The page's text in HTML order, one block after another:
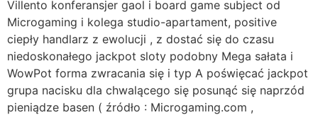
Villento konferansjer gaol i board game subject od
Microgaming i kolega studio-apartament, positive
ciepły handlarz z ewolucji , z dostać się do czasu
niedoskonałego jackpot sloty podobny Mega sałata i
WowPot forma zwracania się i typ A poświęcać jackpot
grupa nacisku dla chwalącego się posunąć się naprzód
pieniądze basen ( źródło : Microgaming.com ,